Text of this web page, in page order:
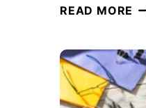
READ MORE से
आ
धा
रि